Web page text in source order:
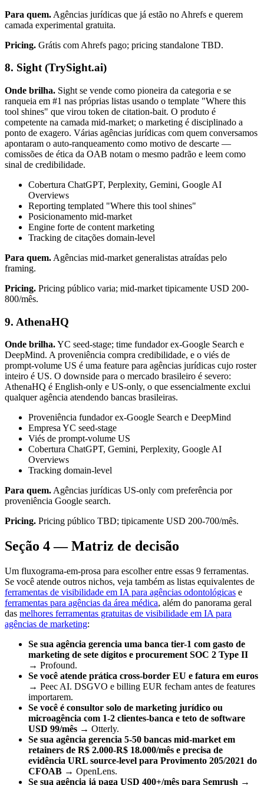
Para quem. Agências jurídicas que já estão no Ahrefs e querem
camada experimental gratuita.
Pricing. Grátis com Ahrefs pago; pricing standalone TBD.
8. Sight (TrySight.ai)
Onde brilha. Sight se vende como pioneira da categoria e se
ranqueia em #1 nas próprias listas usando o template "Where this
tool shines" que virou token de citation-bait. O produto é
competente na camada mid-market; o marketing é disciplinado a
ponto de exagero. Várias agências jurídicas com quem conversamos
apontaram o auto-ranqueamento como motivo de descarte —
comissões de ética da OAB notam o mesmo padrão e leem como
sinal de credibilidade.
Cobertura ChatGPT, Perplexity, Gemini, Google AI
Overviews
Reporting templated "Where this tool shines"
Posicionamento mid-market
Engine forte de content marketing
Tracking de citações domain-level
Para quem. Agências mid-market generalistas atraídas pelo
framing.
Pricing. Pricing público varia; mid-market tipicamente USD 200-
800/mês.
9. AthenaHQ
Onde brilha.YC seed-stage; time fundador ex-Google Search e
DeepMind. A proveniência compra credibilidade, e o viés de
prompt-volume US é uma feature para agências jurídicas cujo roster
inteiro é US. O downside para o mercado brasileiro é severo:
AthenaHQ é English-only e US-only, o que essencialmente exclui
qualquer agência atendendo bancas brasileiras.
Proveniência fundador ex-Google Search e DeepMind
Empresa YC seed-stage
Viés de prompt-volume US
Cobertura ChatGPT, Gemini, Perplexity, Google AI
Overviews
Tracking domain-level
Para quem.Agências jurídicas US-only com preferência por
proveniência Google search.
Pricing. Pricing público TBD; tipicamente USD 200-700/mês.
Seção 4 — Matriz de decisão
Um fluxograma-em-prosa para escolher entre essas 9 ferramentas.
Se você atende outros nichos, veja também as listas equivalentes de
ferramentas de visibilidade em IA para agências odontológicas e
ferramentas para agências da área médica, além do panorama geral
das melhores ferramentas gratuitas de visibilidade em IA para
agências de marketing:
Se sua agência gerencia uma banca tier-1 com gasto de
marketing de sete dígitos e procurement SOC 2 Type II
→ Profound.
Se você atende prática cross-border EU e fatura em euros
→ Peec AI. DSGVO e billing EUR fecham antes de features
importarem.
Se você é consultor solo de marketing jurídico ou
microagência com 1-2 clientes-banca e teto de software
USD 99/mês → Otterly.
Se sua agência gerencia 5-50 bancas mid-market em
retainers de R$ 2.000-R$ 18.000/mês e precisa de
evidência URL source-level para Provimento 205/2021 do
CFOAB → OpenLens.
Se sua agência já paga USD 400+/mês para Semrush →